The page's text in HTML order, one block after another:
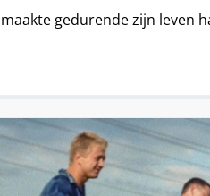
gedurende zijn leven